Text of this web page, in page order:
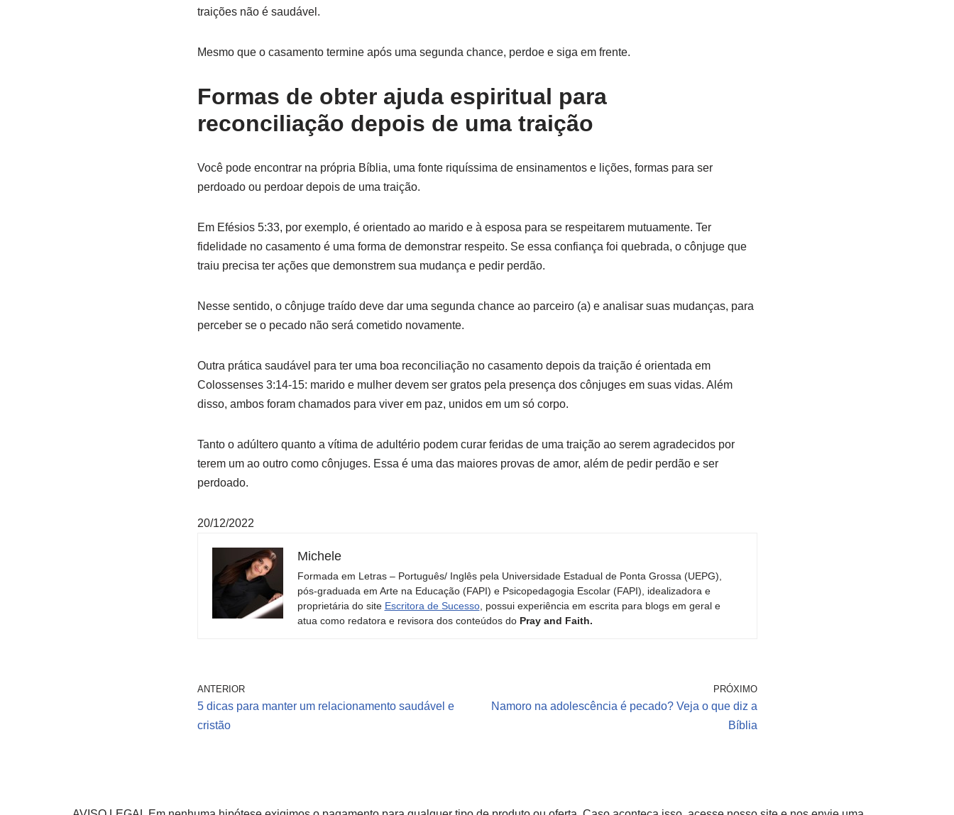
traições não é saudável.
Mesmo que o casamento termine após uma segunda chance, perdoe e siga em frente.
Formas de obter ajuda espiritual para
reconciliação depois de uma traição
Você pode encontrar na própria Bíblia, uma fonte riquíssima de ensinamentos e lições, formas para ser
perdoado ou perdoar depois de uma traição.
Em Efésios 5:33, por exemplo, é orientado ao marido e à esposa para se respeitarem mutuamente. Ter
fidelidade no casamento é uma forma de demonstrar respeito. Se essa confiança foi quebrada, o cônjuge que
traiu precisa ter ações que demonstrem sua mudança e pedir perdão.
Nesse sentido, o cônjuge traído deve dar uma segunda chance ao parceiro (a) e analisar suas mudanças, para
perceber se o pecado não será cometido novamente.
Outra prática saudável para ter uma boa reconciliação no casamento depois da traição é orientada em
Colossenses 3:14-15: marido e mulher devem ser gratos pela presença dos cônjuges em suas vidas. Além
disso, ambos foram chamados para viver em paz, unidos em um só corpo.
Tanto o adúltero quanto a vítima de adultério podem curar feridas de uma traição ao serem agradecidos por
terem um ao outro como cônjuges. Essa é uma das maiores provas de amor, além de pedir perdão e ser
perdoado.
20/12/2022
Michele
Formada em Letras – Português/ Inglês pela Universidade Estadual de Ponta Grossa (UEPG),
pós-graduada em Arte na Educação (FAPI) e Psicopedagogia Escolar (FAPI), idealizadora e
proprietária do site Escritora de Sucesso, possui experiência em escrita para blogs em geral e
atua como redatora e revisora dos conteúdos do Pray and Faith.
ANTERIOR
5 dicas para manter um relacionamento saudável e
cristão
PRÓXIMO
Namoro na adolescência é pecado? Veja o que diz a
Bíblia